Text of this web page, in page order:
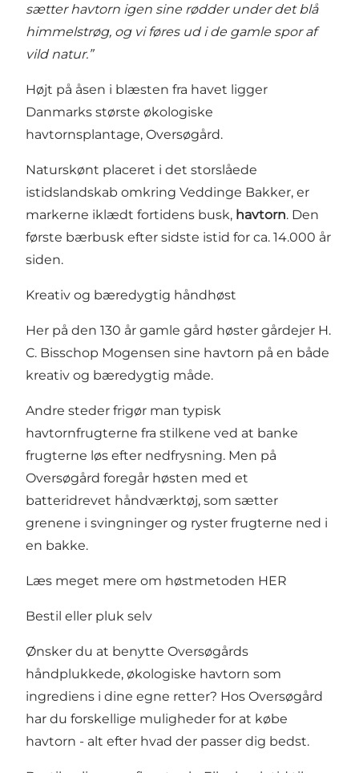
sætter havtorn igen sine rødder under det blå
himmelstrøg, og vi føres ud i de gamle spor af
vild natur.”
Højt på åsen i blæsten fra havet ligger
Danmarks største økologiske
havtornsplantage, Oversøgård.
Naturskønt placeret i det storslåede
istidslandskab omkring Veddinge Bakker, er
markerne iklædt fortidens busk, havtorn. Den
første bærbusk efter sidste istid for ca. 14.000 år
siden.
Kreativ og bæredygtig håndhøst
Her på den 130 år gamle gård høster gårdejer H.
C. Bisschop Mogensen sine havtorn på en både
kreativ og bæredygtig måde.
Andre steder frigør man typisk
havtornfrugterne fra stilkene ved at banke
frugterne løs efter nedfrysning. Men på
Oversøgård foregår høsten med et
batteridrevet håndværktøj, som sætter
grenene i svingninger og ryster frugterne ned i
en bakke.
Læs meget mere om høstmetoden HER
Bestil eller pluk selv
Ønsker du at benytte Oversøgårds
håndplukkede, økologiske havtorn som
ingrediens i dine egne retter? Hos Oversøgård
har du forskellige muligheder for at købe
havtorn - alt efter hvad der passer dig bedst.